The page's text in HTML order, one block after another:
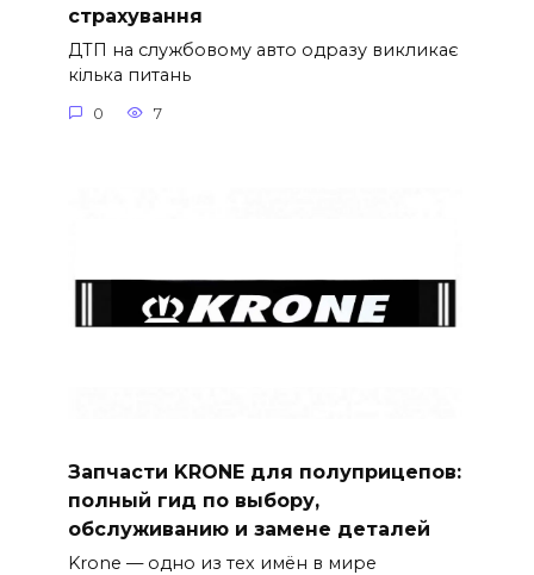
страхування
ДТП на службовому авто одразу викликає
кілька питань
0 7
Запчасти KRONE для полуприцепов:
полный гид по выбору,
обслуживанию и замене деталей
Krone — одно из тех имён в мире